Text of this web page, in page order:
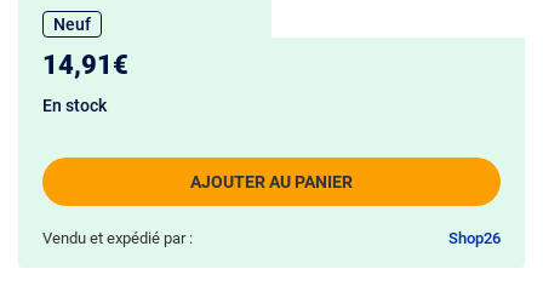
Neuf
14,91€
AJOUTER AU PANIER
En stock
Vendu et expédié par : Shop26